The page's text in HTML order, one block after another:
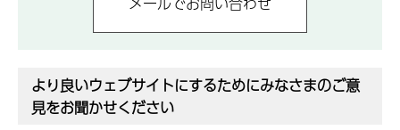
より良いウェブサイトにするためにみなさまのご意
見をお聞かせください